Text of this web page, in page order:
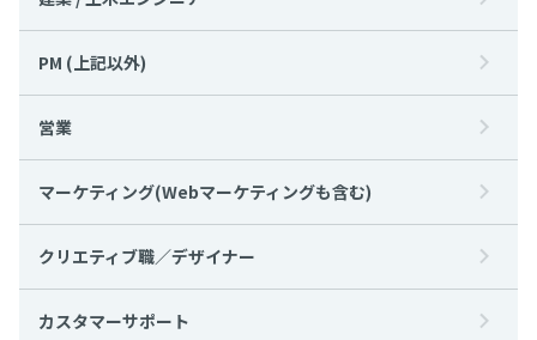
PM (上記以外)
営業
マーケティング(Webマーケティングも含む)
クリエティブ職／デザイナー
カスタマーサポート